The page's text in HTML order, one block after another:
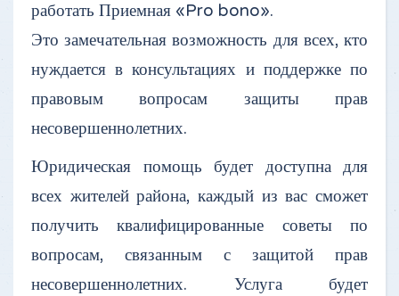
работать Приемная «Pro bono».
Это замечательная возможность для всех, кто
нуждается в консультациях и поддержке по
правовым вопросам защиты прав
несовершеннолетних.
Юридическая помощь будет доступна для
всех жителей района, каждый из вас сможет
получить квалифицированные советы по
вопросам, связанным с защитой прав
несовершеннолетних. Услуга будет